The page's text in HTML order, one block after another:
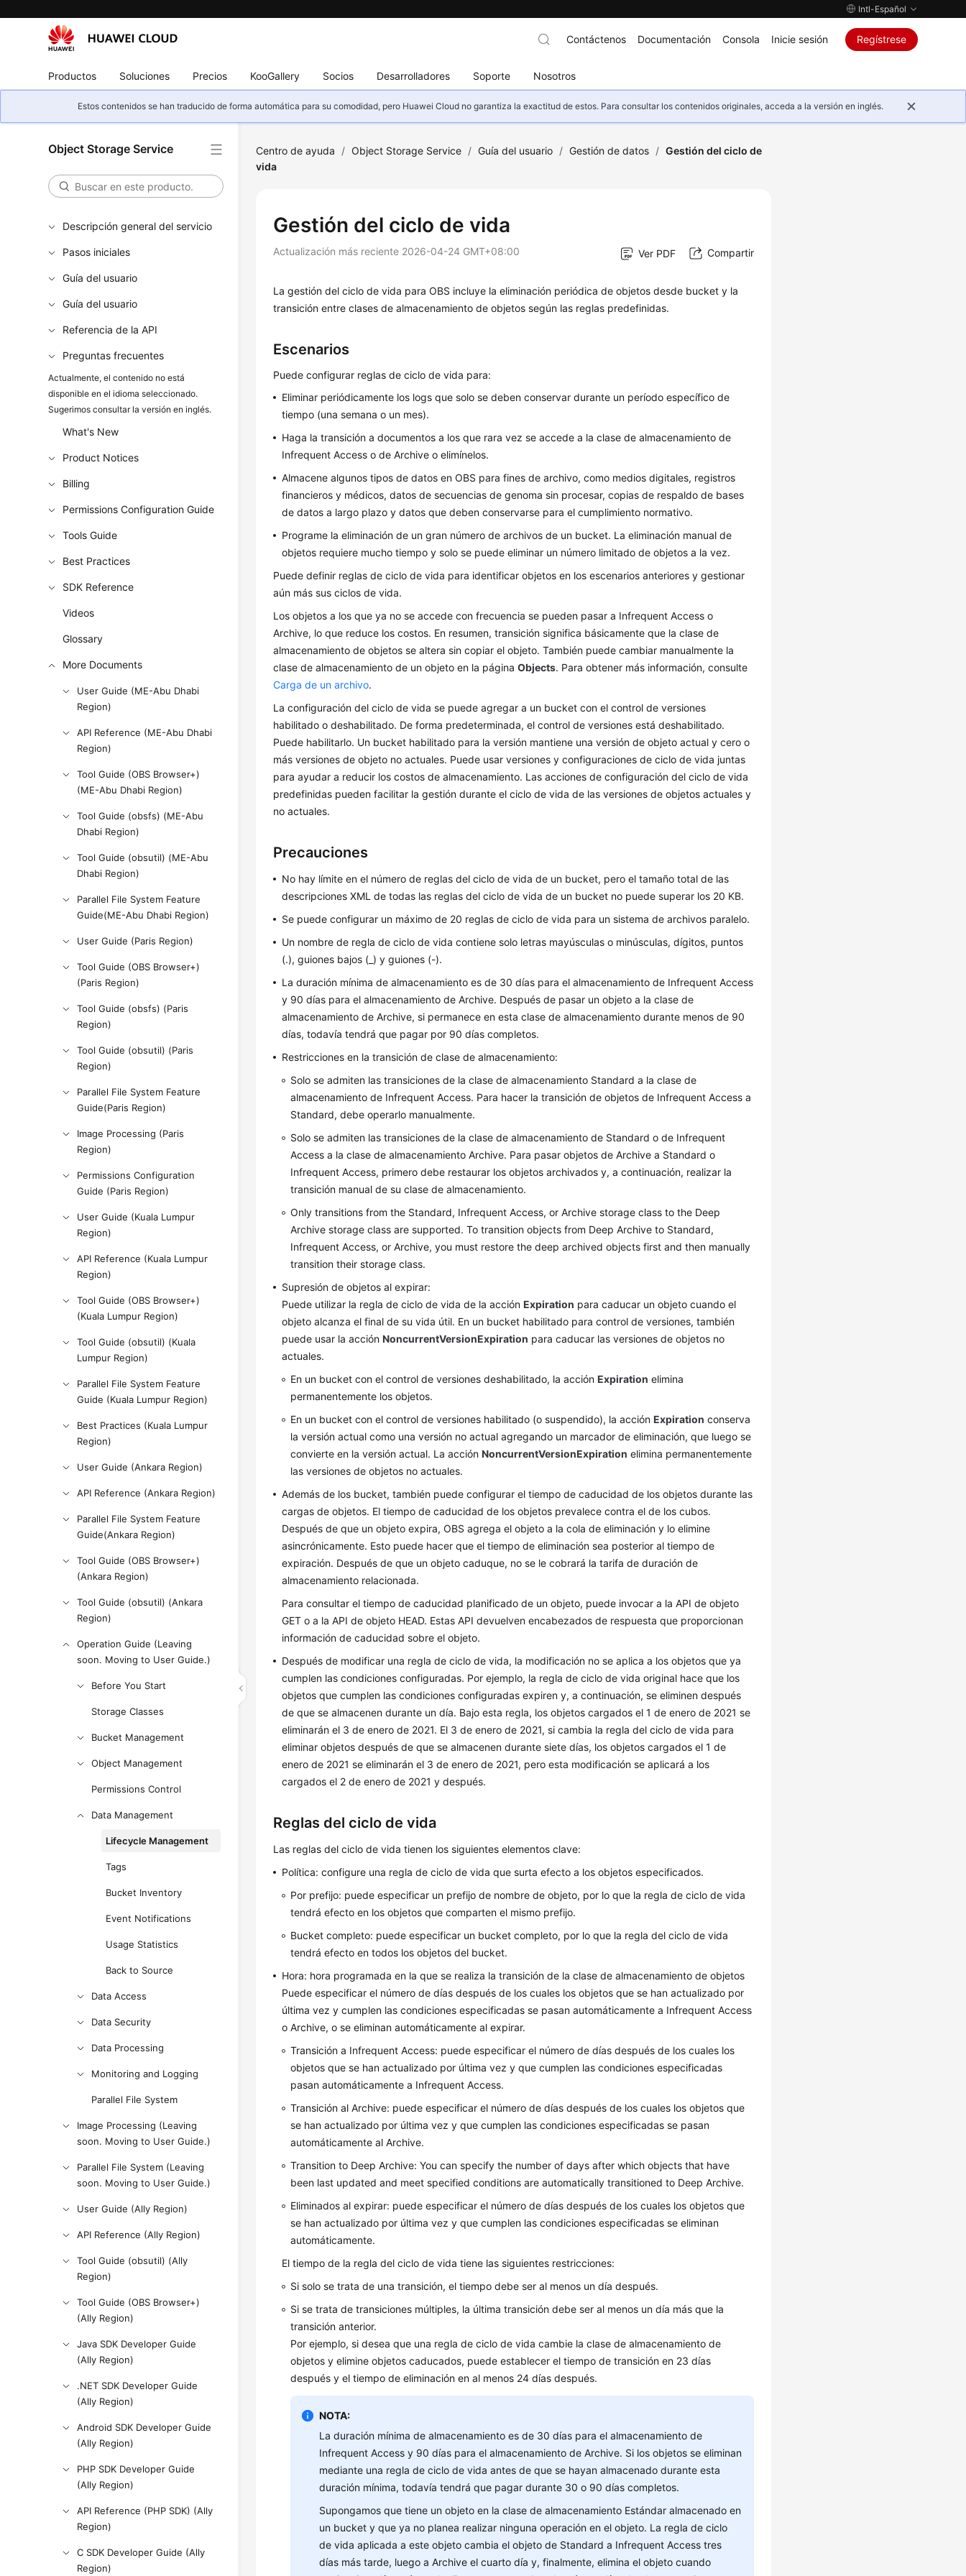
Intl-Español
Productos Soluciones Precios KooGallery Socios Desarrolladores Soporte Nosotros
Contáctenos Documentación Consola Inicie sesión Regístrese
Estos contenidos se han traducido de forma automática para su comodidad, pero Huawei Cloud no garantiza la exactitud de estos. Para consultar los contenidos originales, acceda a la versión en inglés.
Object Storage Service
Descripción general del servicio
Pasos iniciales
Guía del usuario
Guía del usuario
Referencia de la API
Preguntas frecuentes
Actualmente, el contenido no está
disponible en el idioma seleccionado.
Sugerimos consultar la versión en inglés.
What's New
Product Notices
Billing
Permissions Configuration Guide
Tools Guide
Best Practices
SDK Reference
Videos
Glossary
More Documents
User Guide (ME-Abu Dhabi
Region)
API Reference (ME-Abu Dhabi
Region)
Tool Guide (OBS Browser+)
(ME-Abu Dhabi Region)
Tool Guide (obsfs) (ME-Abu
Dhabi Region)
Tool Guide (obsutil) (ME-Abu
Dhabi Region)
Parallel File System Feature
Guide(ME-Abu Dhabi Region)
User Guide (Paris Region)
Tool Guide (OBS Browser+)
(Paris Region)
Tool Guide (obsfs) (Paris
Region)
Tool Guide (obsutil) (Paris
Region)
Parallel File System Feature
Guide(Paris Region)
Image Processing (Paris
Region)
Permissions Configuration
Guide (Paris Region)
User Guide (Kuala Lumpur
Region)
API Reference (Kuala Lumpur
Region)
Tool Guide (OBS Browser+)
(Kuala Lumpur Region)
Tool Guide (obsutil) (Kuala
Lumpur Region)
Parallel File System Feature
Guide (Kuala Lumpur Region)
Best Practices (Kuala Lumpur
Region)
User Guide (Ankara Region)
API Reference (Ankara Region)
Parallel File System Feature
Guide(Ankara Region)
Tool Guide (OBS Browser+)
(Ankara Region)
Tool Guide (obsutil) (Ankara
Region)
Operation Guide (Leaving
soon. Moving to User Guide.)
Before You Start
Storage Classes
Bucket Management
Object Management
Permissions Control
Data Management
Lifecycle Management
Tags
Bucket Inventory
Event Notifications
Usage Statistics
Back to Source
Data Access
Data Security
Data Processing
Monitoring and Logging
Parallel File System
Image Processing (Leaving
soon. Moving to User Guide.)
Parallel File System (Leaving
soon. Moving to User Guide.)
User Guide (Ally Region)
API Reference (Ally Region)
Tool Guide (obsutil) (Ally
Region)
Tool Guide (OBS Browser+)
(Ally Region)
Java SDK Developer Guide
(Ally Region)
.NET SDK Developer Guide
(Ally Region)
Android SDK Developer Guide
(Ally Region)
PHP SDK Developer Guide
(Ally Region)
API Reference (PHP SDK) (Ally
Region)
C SDK Developer Guide (Ally
Region)
Centro de ayuda / Object Storage Service / Guía del usuario / Gestión de datos / Gestión del ciclo de
vida
Gestión del ciclo de vida
Actualización más reciente 2026-04-24 GMT+08:00 Ver PDF Compartir
La gestión del ciclo de vida para OBS incluye la eliminación periódica de objetos desde bucket y la
transición entre clases de almacenamiento de objetos según las reglas predefinidas.
Escenarios
Puede configurar reglas de ciclo de vida para:
Eliminar periódicamente los logs que solo se deben conservar durante un período específico de
tiempo (una semana o un mes).
Haga la transición a documentos a los que rara vez se accede a la clase de almacenamiento de
Infrequent Access o de Archive o elimínelos.
Almacene algunos tipos de datos en OBS para fines de archivo, como medios digitales, registros
financieros y médicos, datos de secuencias de genoma sin procesar, copias de respaldo de bases
de datos a largo plazo y datos que deben conservarse para el cumplimiento normativo.
Programe la eliminación de un gran número de archivos de un bucket. La eliminación manual de
objetos requiere mucho tiempo y solo se puede eliminar un número limitado de objetos a la vez.
Puede definir reglas de ciclo de vida para identificar objetos en los escenarios anteriores y gestionar
aún más sus ciclos de vida.
Los objetos a los que ya no se accede con frecuencia se pueden pasar a Infrequent Access o
Archive, lo que reduce los costos. En resumen, transición significa básicamente que la clase de
almacenamiento de objetos se altera sin copiar el objeto. También puede cambiar manualmente la
clase de almacenamiento de un objeto en la páginaObjects. Para obtener más información, consulte
Carga de un archivo.
La configuración del ciclo de vida se puede agregar a un bucket con el control de versiones
habilitado o deshabilitado. De forma predeterminada, el control de versiones está deshabilitado.
Puede habilitarlo. Un bucket habilitado para la versión mantiene una versión de objeto actual y cero o
más versiones de objeto no actuales. Puede usar versiones y configuraciones de ciclo de vida juntas
para ayudar a reducir los costos de almacenamiento. Las acciones de configuración del ciclo de vida
predefinidas pueden facilitar la gestión durante el ciclo de vida de las versiones de objetos actuales y
no actuales.
Precauciones
No hay límite en el número de reglas del ciclo de vida de un bucket, pero el tamaño total de las
descripciones XML de todas las reglas del ciclo de vida de un bucket no puede superar los 20 KB.
Se puede configurar un máximo de 20 reglas de ciclo de vida para un sistema de archivos paralelo.
Un nombre de regla de ciclo de vida contiene solo letras mayúsculas o minúsculas, dígitos, puntos
(.), guiones bajos (_) y guiones (-).
La duración mínima de almacenamiento es de 30 días para el almacenamiento de Infrequent Access
y 90 días para el almacenamiento de Archive. Después de pasar un objeto a la clase de
almacenamiento de Archive, si permanece en esta clase de almacenamiento durante menos de 90
días, todavía tendrá que pagar por 90 días completos.
Restricciones en la transición de clase de almacenamiento:
Solo se admiten las transiciones de la clase de almacenamiento Standard a la clase de
almacenamiento de Infrequent Access. Para hacer la transición de objetos de Infrequent Access a
Standard, debe operarlo manualmente.
Solo se admiten las transiciones de la clase de almacenamiento de Standard o de Infrequent
Access a la clase de almacenamiento Archive. Para pasar objetos de Archive a Standard o
Infrequent Access, primero debe restaurar los objetos archivados y, a continuación, realizar la
transición manual de su clase de almacenamiento.
Only transitions from the Standard, Infrequent Access, or Archive storage class to the Deep
Archive storage class are supported. To transition objects from Deep Archive to Standard,
Infrequent Access, or Archive, you must restore the deep archived objects first and then manually
transition their storage class.
Supresión de objetos al expirar:
Puede utilizar la regla de ciclo de vida de la acciónExpiration para caducar un objeto cuando el
objeto alcanza el final de su vida útil. En un bucket habilitado para control de versiones, también
puede usar la acciónNoncurrentVersionExpiration para caducar las versiones de objetos no
actuales.
En un bucket con el control de versiones deshabilitado, la acciónExpiration elimina
permanentemente los objetos.
En un bucket con el control de versiones habilitado (o suspendido), la acciónExpiration conserva
la versión actual como una versión no actual agregando un marcador de eliminación, que luego se
convierte en la versión actual. La acciónNoncurrentVersionExpiration elimina permanentemente
las versiones de objetos no actuales.
Además de los bucket, también puede configurar el tiempo de caducidad de los objetos durante las
cargas de objetos. El tiempo de caducidad de los objetos prevalece contra el de los cubos.
Después de que un objeto expira, OBS agrega el objeto a la cola de eliminación y lo elimine
asincrónicamente. Esto puede hacer que el tiempo de eliminación sea posterior al tiempo de
expiración. Después de que un objeto caduque, no se le cobrará la tarifa de duración de
almacenamiento relacionada.
Para consultar el tiempo de caducidad planificado de un objeto, puede invocar a la API de objeto
GET o a la API de objeto HEAD. Estas API devuelven encabezados de respuesta que proporcionan
información de caducidad sobre el objeto.
Después de modificar una regla de ciclo de vida, la modificación no se aplica a los objetos que ya
cumplen las condiciones configuradas. Por ejemplo, la regla de ciclo de vida original hace que los
objetos que cumplen las condiciones configuradas expiren y, a continuación, se eliminen después
de que se almacenen durante un día. Bajo esta regla, los objetos cargados el 1 de enero de 2021 se
eliminarán el 3 de enero de 2021. El 3 de enero de 2021, si cambia la regla del ciclo de vida para
eliminar objetos después de que se almacenen durante siete días, los objetos cargados el 1 de
enero de 2021 se eliminarán el 3 de enero de 2021, pero esta modificación se aplicará a los
cargados el 2 de enero de 2021 y después.
Reglas del ciclo de vida
Las reglas del ciclo de vida tienen los siguientes elementos clave:
Política: configure una regla de ciclo de vida que surta efecto a los objetos especificados.
Por prefijo: puede especificar un prefijo de nombre de objeto, por lo que la regla de ciclo de vida
tendrá efecto en los objetos que comparten el mismo prefijo.
Bucket completo: puede especificar un bucket completo, por lo que la regla del ciclo de vida
tendrá efecto en todos los objetos del bucket.
Hora: hora programada en la que se realiza la transición de la clase de almacenamiento de objetos
Puede especificar el número de días después de los cuales los objetos que se han actualizado por
última vez y cumplen las condiciones especificadas se pasan automáticamente a Infrequent Access
o Archive, o se eliminan automáticamente al expirar.
Transición a Infrequent Access: puede especificar el número de días después de los cuales los
objetos que se han actualizado por última vez y que cumplen las condiciones especificadas
pasan automáticamente a Infrequent Access.
Transición al Archive: puede especificar el número de días después de los cuales los objetos que
se han actualizado por última vez y que cumplen las condiciones especificadas se pasan
automáticamente al Archive.
Transition to Deep Archive: You can specify the number of days after which objects that have
been last updated and meet specified conditions are automatically transitioned to Deep Archive.
Eliminados al expirar: puede especificar el número de días después de los cuales los objetos que
se han actualizado por última vez y que cumplen las condiciones especificadas se eliminan
automáticamente.
El tiempo de la regla del ciclo de vida tiene las siguientes restricciones:
Si solo se trata de una transición, el tiempo debe ser al menos un día después.
Si se trata de transiciones múltiples, la última transición debe ser al menos un día más que la
transición anterior.
Por ejemplo, si desea que una regla de ciclo de vida cambie la clase de almacenamiento de
objetos y elimine objetos caducados, puede establecer el tiempo de transición en 23 días
después y el tiempo de eliminación en al menos 24 días después.
NOTA:
La duración mínima de almacenamiento es de 30 días para el almacenamiento de
Infrequent Access y 90 días para el almacenamiento de Archive. Si los objetos se eliminan
mediante una regla de ciclo de vida antes de que se hayan almacenado durante esta
duración mínima, todavía tendrá que pagar durante 30 o 90 días completos.
Supongamos que tiene un objeto en la clase de almacenamiento Estándar almacenado en
un bucket y que ya no planea realizar ninguna operación en el objeto. La regla de ciclo
de vida aplicada a este objeto cambia el objeto de Standard a Infrequent Access tres
días más tarde, luego a Archive el cuarto día y, finalmente, elimina el objeto cuando